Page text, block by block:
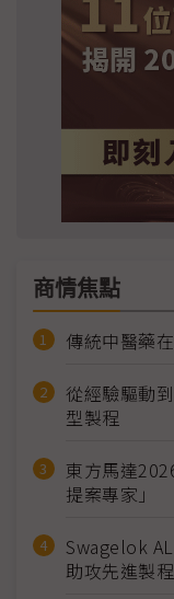
商情焦點
傳統中醫藥
從經驗驅動
型製程
東方馬達
提案專家」
Swagelok
助攻先進製